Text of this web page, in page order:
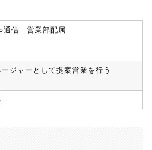
通信 営業部配属
ジャーとして提案営業を行う